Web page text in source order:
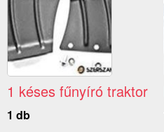
1 késes fűnyíró traktor
1 db